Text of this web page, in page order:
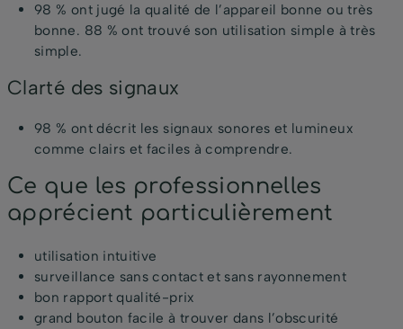
98 % ont jugé la qualité de l’appareil bonne ou très
bonne. 88 % ont trouvé son utilisation simple à très
simple.
Clarté des signaux
98 % ont décrit les signaux sonores et lumineux
comme clairs et faciles à comprendre.
Ce que les professionnelles
apprécient particulièrement
utilisation intuitive
surveillance sans contact et sans rayonnement
bon rapport qualité-prix
grand bouton facile à trouver dans l’obscurité